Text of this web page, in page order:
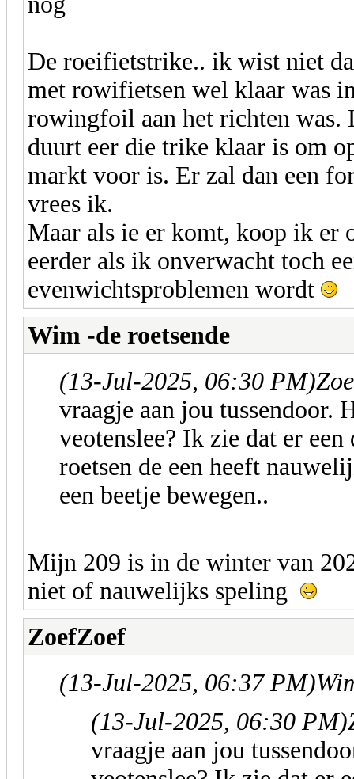
De roeifietstrike.. ik wist niet
met rowifietsen wel klaar was
rowingfoil aan het richten was.
duurt eer die trike klaar is om
markt voor is. Er zal dan een
vrees ik.
Maar als ie er komt, koop ik er
eerder als ik onverwacht toch
evenwichtsproblemen wordt
Wim -de roetsende
(13-Jul-2025, 06:30 PM)
vraagje aan jou tussendoor.
veotenslee? Ik zie dat er
roetsen de een heeft
een beetje bewegen..
Mijn 209 is in de winter van
niet of nauwelijks speling
ZoefZoef
(13-Jul-2025, 06:37 PM)
(13-Jul-2025, 06:30 PM)
vraagje aan jou